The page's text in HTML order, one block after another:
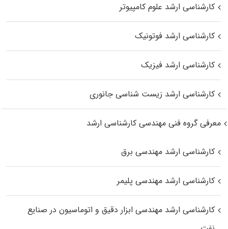
کارشناسی ارشد علوم کامپیوتر
کارشناسی ارشد فوتونیک
کارشناسی ارشد فیزیک
کارشناسی ارشد زیست‌ شناسی جانوری
معرفی گروه فنی مهندسی کارشناسی ارشد
کارشناسی ارشد مهندسی برق
کارشناسی ارشد مهندسی پلیمر
کارشناسی ارشد مهندسی ابزار دقیق و اتوماسیون در صنایع